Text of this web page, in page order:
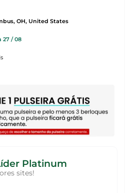
OH, United States
27 / 08
Platinum
sites!